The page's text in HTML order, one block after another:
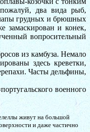
два вида рыб,
лапы грудных и брюшных
замаскирован и конек,
вопросительный
из камбуза. Немало
здесь креветки,
Часты дельфины,
военного
живут на большой
и даже частично